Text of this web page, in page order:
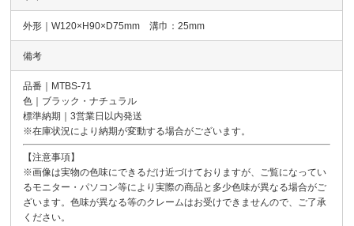
外形｜W120×H90×D75mm 溝巾：25mm
備考
品番｜MTBS-71
色｜ブラック・ナチュラル
標準納期｜3営業日以内発送
※在庫状況により納期が変動する場合がございます。
【注意事項】
※画像は実物の色味にできるだけ近づけておりますが、ご覧になってい
るモニター・パソコン等により実際の商品と多少色味が異なる場合がご
ざいます。色味が異なる等のクレームはお受けできませんので、ご了承
ください。